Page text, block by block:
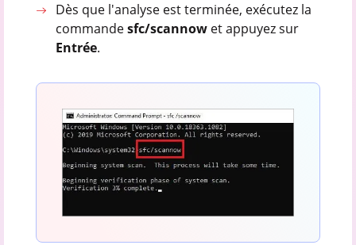
Dès que l'analyse est terminée, exécutez la
commandesfc/scannow et appuyez sur
Entrée.